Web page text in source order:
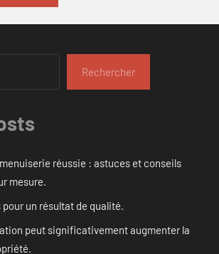
Rechercher
réussie : astuces et conseils
mesure.
un résultat de qualité.
peut significativement augmenter la